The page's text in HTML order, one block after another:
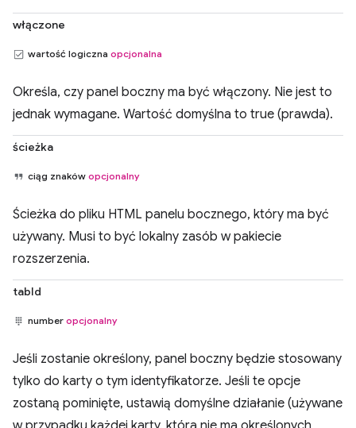
włączone
wartość logiczna opcjonalna
Określa, czy panel boczny ma być włączony. Nie jest to
jednak wymagane. Wartość domyślna to true (prawda).
ścieżka
ciąg znaków opcjonalny
Ścieżka do pliku HTML panelu bocznego, który ma być
używany. Musi to być lokalny zasób w pakiecie
rozszerzenia.
tabId
number opcjonalny
Jeśli zostanie określony, panel boczny będzie stosowany
tylko do karty o tym identyfikatorze. Jeśli te opcje
zostaną pominięte, ustawią domyślne działanie (używane